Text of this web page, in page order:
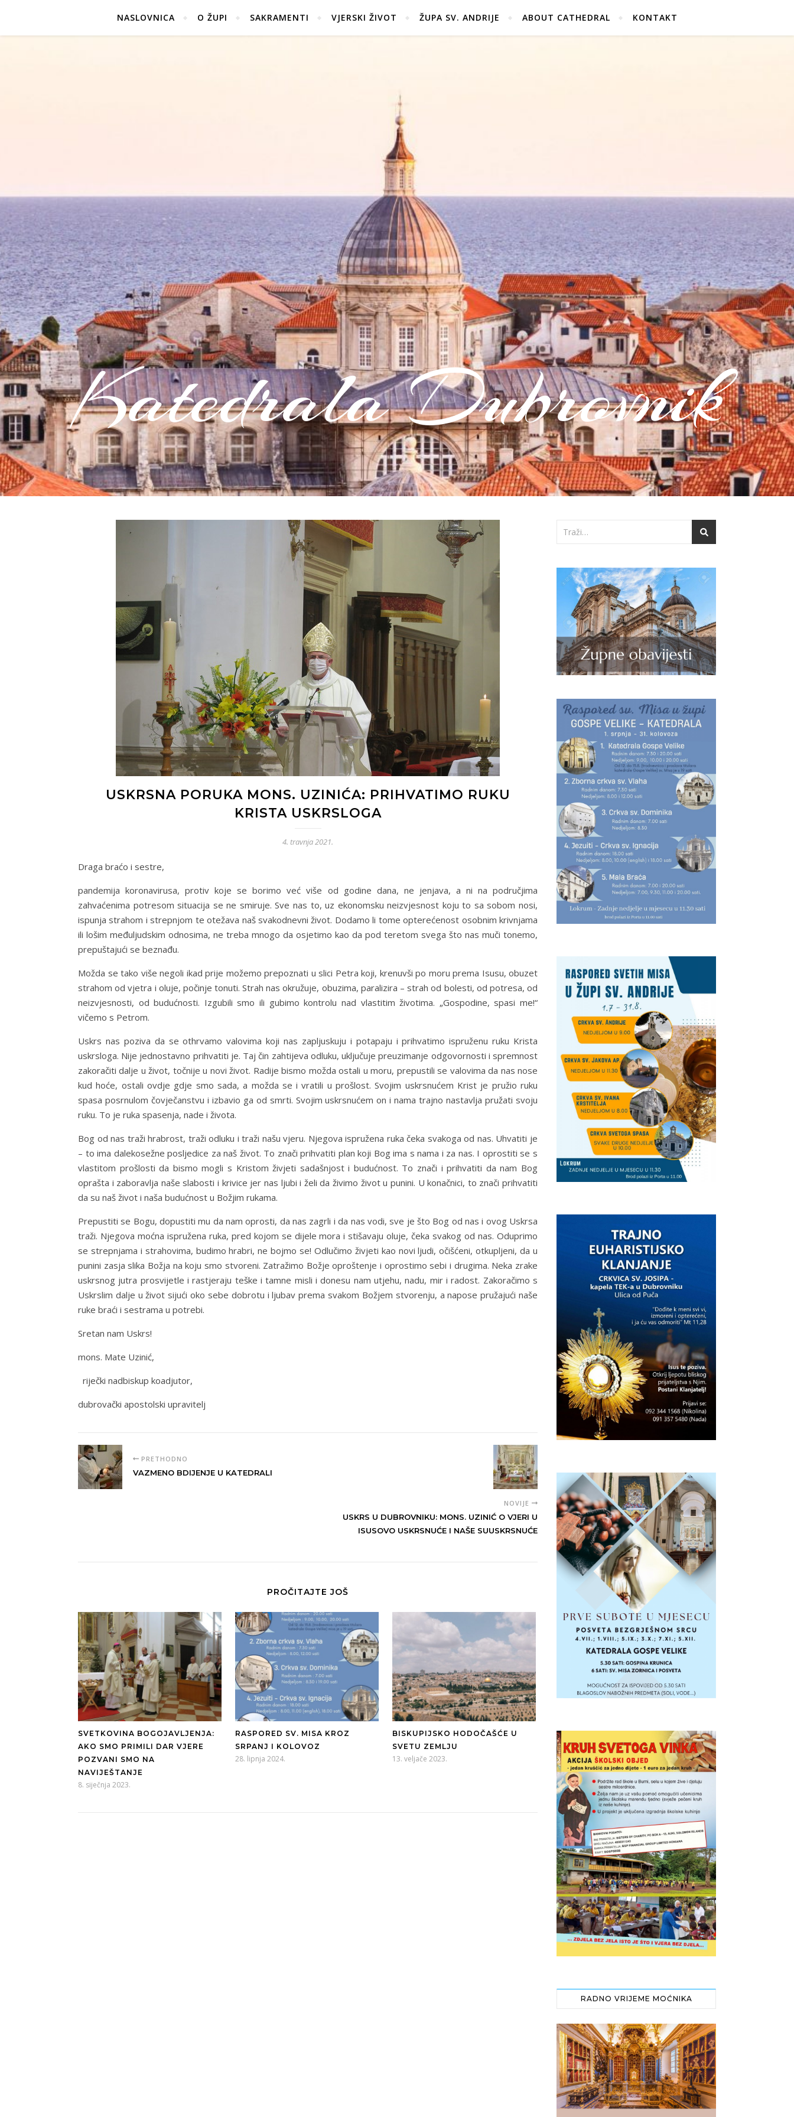
NASLOVNICA O ŽUPI SAKRAMENTI VJERSKI ŽIVOT ŽUPA SV. ANDRIJE ABOUT CATHEDRAL KONTAKT
Katedrala Dubrovnik
USKRSNA PORUKA MONS. UZINIĆA: PRIHVATIMO RUKU
KRISTA USKRSLOGA
4. travnja 2021.
Draga braćo i sestre,
pandemija koronavirusa, protiv koje se borimo već više od godine dana, ne jenjava, a ni na područjima
zahvaćenima potresom situacija se ne smiruje. Sve nas to, uz ekonomsku neizvjesnost koju to sa sobom nosi,
ispunja strahom i strepnjom te otežava naš svakodnevni život. Dodamo li tome opterećenost osobnim krivnjama
ili lošim međuljudskim odnosima, ne treba mnogo da osjetimo kao da pod teretom svega što nas muči tonemo,
prepuštajući se beznađu.
Možda se tako više negoli ikad prije možemo prepoznati u slici Petra koji, krenuvši po moru prema Isusu, obuzet
strahom od vjetra i oluje, počinje tonuti. Strah nas okružuje, obuzima, paralizira – strah od bolesti, od potresa, od
neizvjesnosti, od budućnosti. Izgubili smo ili gubimo kontrolu nad vlastitim životima. „Gospodine, spasi me!“
vičemo s Petrom.
Uskrs nas poziva da se othrvamo valovima koji nas zapljuskuju i potapaju i prihvatimo ispruženu ruku Krista
uskrsloga. Nije jednostavno prihvatiti je. Taj čin zahtijeva odluku, uključuje preuzimanje odgovornosti i spremnost
zakoračiti dalje u život, točnije u novi život. Radije bismo možda ostali u moru, prepustili se valovima da nas nose
kud hoće, ostali ovdje gdje smo sada, a možda se i vratili u prošlost. Svojim uskrsnućem Krist je pružio ruku
spasa posrnulom čovječanstvu i izbavio ga od smrti. Svojim uskrsnućem on i nama trajno nastavlja pružati svoju
ruku. To je ruka spasenja, nade i života.
Bog od nas traži hrabrost, traži odluku i traži našu vjeru. Njegova ispružena ruka čeka svakoga od nas. Uhvatiti je
– to ima dalekosežne posljedice za naš život. To znači prihvatiti plan koji Bog ima s nama i za nas. I oprostiti se s
vlastitom prošlosti da bismo mogli s Kristom živjeti sadašnjost i budućnost. To znači i prihvatiti da nam Bog
oprašta i zaboravlja naše slabosti i krivice jer nas ljubi i želi da živimo život u punini. U konačnici, to znači prihvatiti
da su naš život i naša budućnost u Božjim rukama.
Prepustiti se Bogu, dopustiti mu da nam oprosti, da nas zagrli i da nas vodi, sve je što Bog od nas i ovog Uskrsa
traži. Njegova moćna ispružena ruka, pred kojom se dijele mora i stišavaju oluje, čeka svakog od nas. Oduprimo
se strepnjama i strahovima, budimo hrabri, ne bojmo se! Odlučimo živjeti kao novi ljudi, očišćeni, otkupljeni, da u
punini zasja slika Božja na koju smo stvoreni. Zatražimo Božje oproštenje i oprostimo sebi i drugima. Neka zrake
uskrsnog jutra prosvijetle i rastjeraju teške i tamne misli i donesu nam utjehu, nadu, mir i radost. Zakoračimo s
Uskrslim dalje u život sijući oko sebe dobrotu i ljubav prema svakom Božjem stvorenju, a napose pružajući naše
ruke braći i sestrama u potrebi.
Sretan nam Uskrs!
mons. Mate Uzinić,
riječki nadbiskup koadjutor,
dubrovački apostolski upravitelj
PRETHODNO
VAZMENO BDIJENJE U KATEDRALI
NOVIJE
USKRS U DUBROVNIKU: MONS. UZINIĆ O VJERI U
ISUSOVO USKRSNUĆE I NAŠE SUUSKRSNUĆE
PROČITAJTE JOŠ
SVETKOVINA BOGOJAVLJENJA:
AKO SMO PRIMILI DAR VJERE
POZVANI SMO NA
NAVIJEŠTANJE
8. siječnja 2023.
RASPORED SV. MISA KROZ
SRPANJ I KOLOVOZ
28. lipnja 2024.
BISKUPIJSKO HODOČAŠĆE U
SVETU ZEMLJU
13. veljače 2023.
RADNO VRIJEME MOĆNIKA